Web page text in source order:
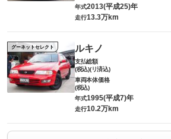
年式2013(平成25)年
走行13.3万km
グーネットセレクト ルキノ
支払総額
(税込)(リ済込)
車両本体価格
(税込)
年式1995(平成7)年
走行10.2万km